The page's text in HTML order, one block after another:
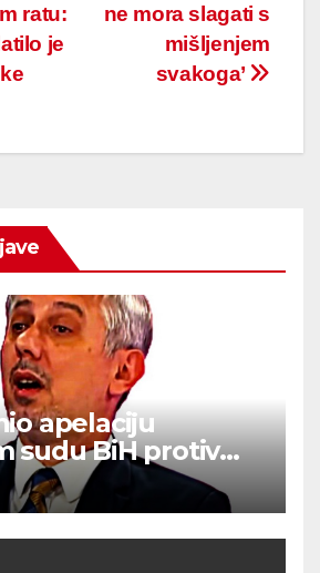
ne mora slagati s
mišljenjem
svakoga’
ratu:
je
apelaciju
sudu BiH protiv
Slavena